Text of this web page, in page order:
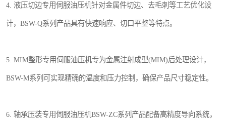
4. 液压切边专用伺服油压机针对金属件切边、去毛刺等工艺优化设
计，BSW-Q系列产品具有快速响应、切口平整等特点。
5. MIM整形专用伺服油压机专为金属注射成型(MIM)后处理设计，
BSW-M系列可实现精确的温度和压力控制，确保产品尺寸稳定性。
6. 轴承压装专用伺服油压机BSW-ZC系列产品配备高精度导向系统，